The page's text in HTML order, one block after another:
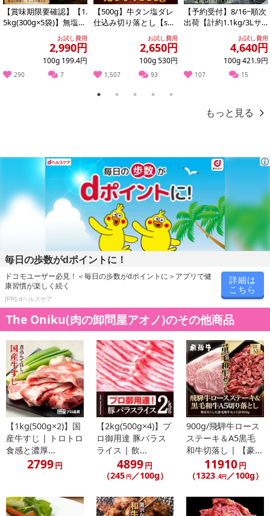
【賞味期限要確認】【1.
5kg(300g×5袋)】無塩せ
きベーコン 【形不揃お試し費用
2,990円
100g 199.4円
290 7
【500g】牛タン塩ダレ
仕込み切り落とし【s
お試し費用
2,650円
100g 530円
1,507 93
【予約受付】8/16~順次
出荷【計約1.1kg/3Lサ
イズ×2房】藤稔（ふじ
お試し費用
4,640円
100g 421.9円
107 15
1 2 3 4 5
もっと見る
毎日の歩数がdポイントに！
ドコモユーザー必見！＜毎日の歩数がdポイントに＞アプリで健
康習慣が楽しく続く
[PR] dヘルスケア
詳細は
こちら
The Oniku(肉の卸問屋アオノ)のその他商品
【1kg(500g×2)】国
産牛すじ | トロトロ
食感と濃厚...
2799円
【2kg(500g×4)】プ
ロ御用達 豚バラス
ライス | 飲...
4899円
（245 円／100g）
900g/飛騨牛ロース
ステーキ＆A5黒毛
和牛切落し | 【豪...
11910円
（1323.4円／100g）